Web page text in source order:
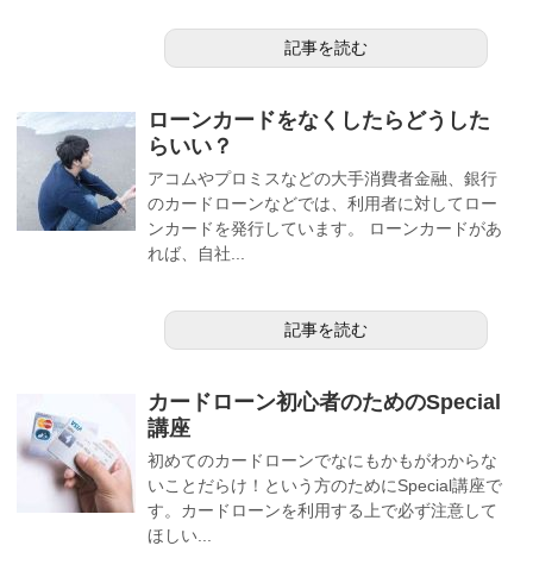
記事を読む
ローンカードをなくしたらどうした
らいい？
アコムやプロミスなどの大手消費者金融、銀行
のカードローンなどでは、利用者に対してロー
ンカードを発行しています。 ローンカードがあ
れば、自社...
記事を読む
カードローン初心者のためのSpecial
講座
初めてのカードローンでなにもかもがわからな
いことだらけ！という方のためにSpecial講座で
す。カードローンを利用する上で必ず注意して
ほしい...